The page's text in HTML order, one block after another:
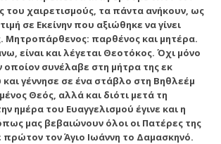
του χαιρετισμούς, τα πάντα ανήκουν, ως
σε Εκείνην που αξιώθηκε να γίνει
παρθένος και μητέρα.
είναι και λέγεται Θεοτόκος. Όχι μόνο
οποίον συνέλαβε στη μήτρα της εκ
και γέννησε σε ένα στάβλο στη Βηθλεέμ
Θεός, αλλά και διότι μετά τη
ημέρα του Ευαγγελισμού έγινε και η
μας βεβαιώνουν όλοι οι Πατέρες της
πρώτον τον Άγιο Ιωάννη το Δαμασκηνό.